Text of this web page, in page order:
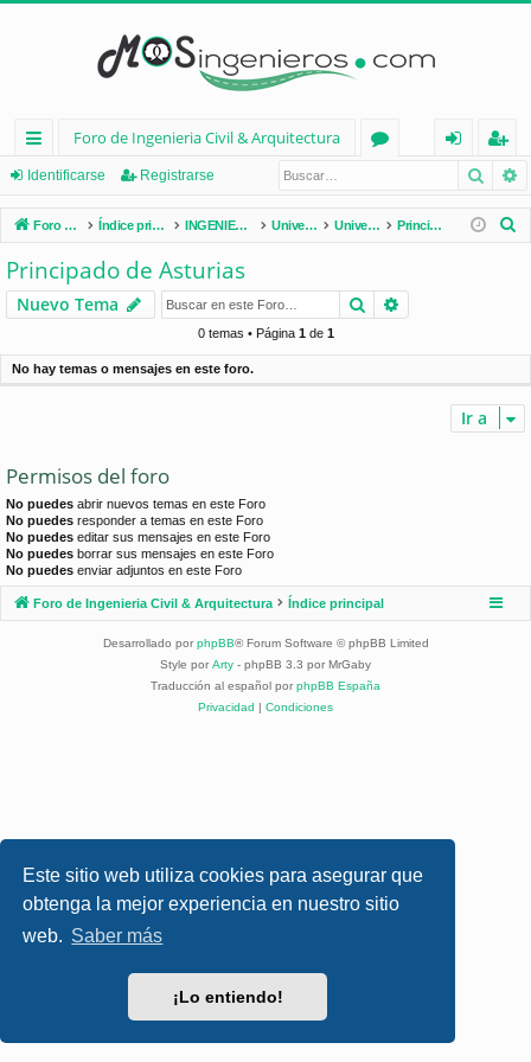
Este sitio web utiliza cookies para asegurar que
obtenga la mejor experiencia en nuestro sitio
web. Saber más
¡Lo entiendo!
nl
ac
es
rá
pi
d
Foro de Ingenieria Civil & Arquitectura
os
nt
ifi
e
eg
ist
ra
Identificarse Registrarse
Foro de Ingenieria Civil & Arquitectura Índice principal INGENIERÍA CIVIL (España) Universidades de España Universidades por Comunidades Principado de Asturias
r
Principado de Asturias
Nuevo Tema Buscar
0 temas • Página 1de 1
No hay temas o mensajes en este foro.
Ir a
Permisos del foro
No puedes abrir nuevos temas en este Foro
No puedes responder a temas en este Foro
No puedes editar sus mensajes en este Foro
No puedes borrar sus mensajes en este Foro
No puedes enviar adjuntos en este Foro
Foro de Ingenieria Civil & Arquitectura Índice principal
Desarrollado por phpBB® Forum Software © phpBB Limited
Style por Arty - phpBB 3.3 por MrGaby
Traducción al español por phpBB España
Privacidad | Condiciones